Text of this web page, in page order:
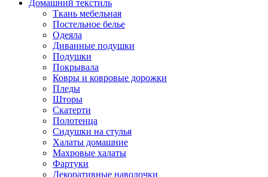
Домашний текстиль
Ткань мебельная
Постельное белье
Одеяла
Диванные подушки
Подушки
Покрывала
Ковры и ковровые дорожки
Пледы
Шторы
Скатерти
Полотенца
Сидушки на стулья
Халаты домашние
Махровые халаты
Фартуки
Декоративные наволочки